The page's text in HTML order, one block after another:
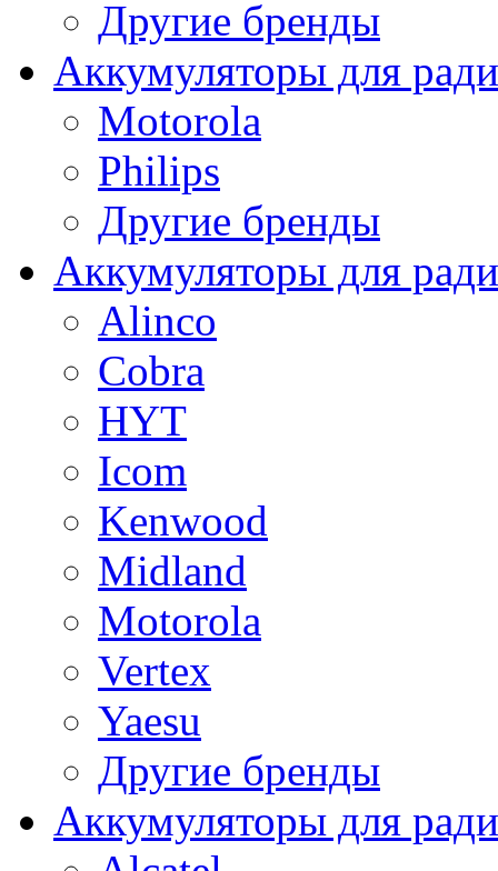
Другие бренды
Аккумуляторы для
Motorola
Philips
Другие бренды
Аккумуляторы для
Alinco
Cobra
HYT
Icom
Kenwood
Midland
Motorola
Vertex
Yaesu
Другие бренды
Аккумуляторы для